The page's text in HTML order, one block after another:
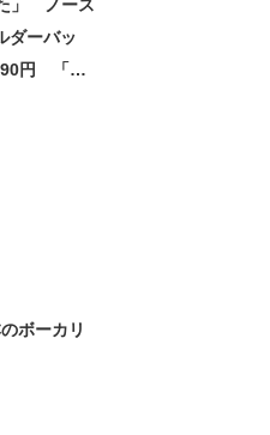
」 ノース
ダーバッ
円 「長
ボーカリ